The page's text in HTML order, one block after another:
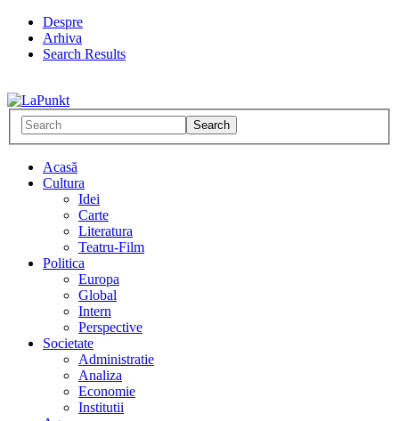
Despre
Arhiva
Search Results
Acasă
Cultura
Idei
Carte
Literatura
Teatru-Film
Politica
Europa
Global
Intern
Perspective
Societate
Administratie
Analiza
Economie
Institutii